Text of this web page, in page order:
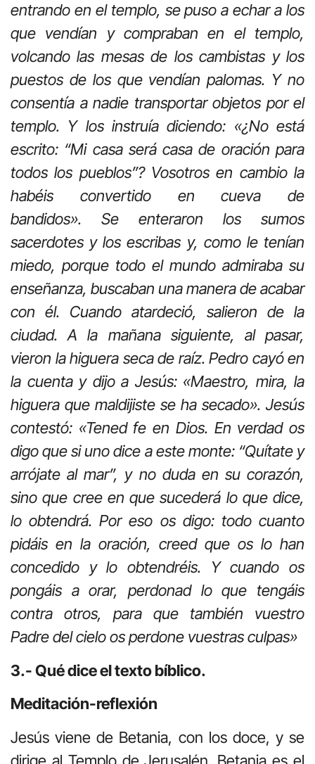
entrando en el templo, se puso a echar a los
que vendían y compraban en el templo,
volcando las mesas de los cambistas y los
puestos de los que vendían palomas. Y no
consentía a nadie transportar objetos por el
templo. Y los instruía diciendo: «¿No está
escrito: “Mi casa será casa de oración para
todos los pueblos”? Vosotros en cambio la
habéis convertido en cueva de
bandidos». Se enteraron los sumos
sacerdotes y los escribas y, como le tenían
miedo, porque todo el mundo admiraba su
enseñanza, buscaban una manera de acabar
con él. Cuando atardeció, salieron de la
ciudad. A la mañana siguiente, al pasar,
vieron la higuera seca de raíz. Pedro cayó en
la cuenta y dijo a Jesús: «Maestro, mira, la
higuera que maldijiste se ha secado». Jesús
contestó: «Tened fe en Dios. En verdad os
digo que si uno dice a este monte: “Quítate y
arrójate al mar”, y no duda en su corazón,
sino que cree en que sucederá lo que dice,
lo obtendrá. Por eso os digo: todo cuanto
pidáis en la oración, creed que os lo han
concedido y lo obtendréis. Y cuando os
pongáis a orar, perdonad lo que tengáis
contra otros, para que también vuestro
Padre del cielo os perdone vuestras culpas»
3.- Qué dice el texto bíblico.
Meditación-reflexión
Jesús viene de Betania, con los doce, y se
dirige al Templo de Jerusalén. Betania es el